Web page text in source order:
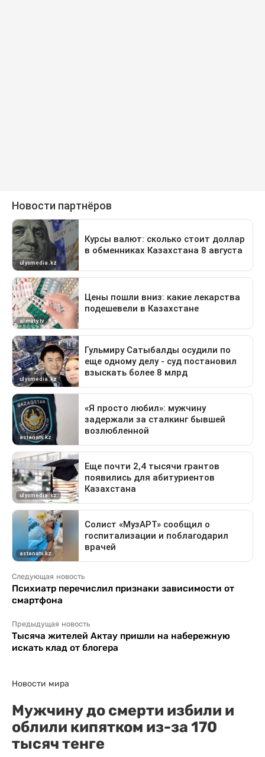
Следующая новость
Психиатр перечислил признаки зависимости от
смартфона
Предыдущая новость
Тысяча жителей Актау пришли на набережную
искать клад от блогера
Новости мира
Мужчину до смерти избили и
облили кипятком из-за 170
тысяч тенге